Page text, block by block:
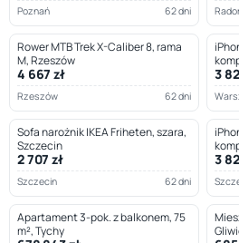
Poznań 62 dni
Rower MTB Trek X-Caliber 8, rama
M, Rzeszów
4 667 zł
Rzeszów 62 dni
3
Sofa narożnik IKEA Friheten, szara,
Szczecin
2 707 zł
Szczecin 62 dni
3
Apartament 3-pok. z balkonem, 75
m², Tychy